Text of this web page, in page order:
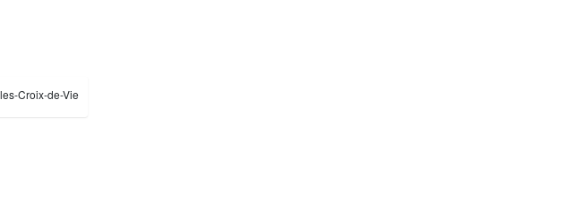
Croix-de-Vie